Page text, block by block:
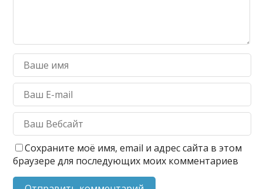
Сохраните моё имя, email и адрес сайта в этом
браузере для последующих моих комментариев